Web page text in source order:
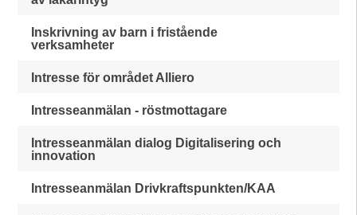
Inskrivning av barn i fristående
verksamheter
Intresse för området Alliero
Intresseanmälan - röstmottagare
Intresseanmälan dialog Digitalisering och
innovation
Intresseanmälan Drivkraftspunkten/KAA